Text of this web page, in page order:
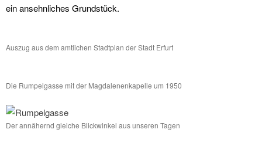
ein ansehnliches Grundstück.
Auszug aus dem amtlichen Stadtplan der Stadt Erfurt
Die Rumpelgasse mit der Magdalenenkapelle um 1950
Der annähernd gleiche Blickwinkel aus unseren Tagen